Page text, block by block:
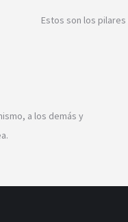
Estos son los
a los demás y